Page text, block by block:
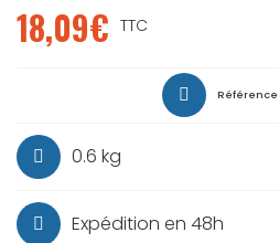
18,09€ TTC
Référence
0.6 kg
Expédition en 48h